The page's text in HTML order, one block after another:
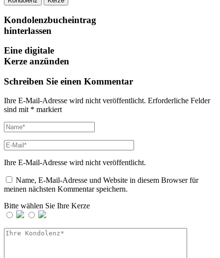
Kondolenzbucheintrag
hinterlassen
Eine digitale
Kerze anzünden
Schreiben Sie einen Kommentar
Ihre E-Mail-Adresse wird nicht veröffentlicht. Erforderliche Felder
sind mit * markiert
Ihre E-Mail-Adresse wird nicht veröffentlicht.
Name, E-Mail-Adresse und Website in diesem Browser für
meinen nächsten Kommentar speichern.
Bitte wählen Sie Ihre Kerze